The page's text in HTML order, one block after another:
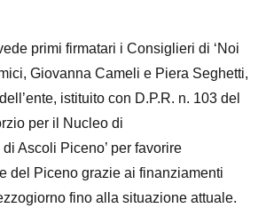
primi firmatari i Consiglieri di ‘Noi
Giovanna Cameli e Piera Seghetti,
istituito con D.P.R. n. 103 del
per il Nucleo di
di Ascoli Piceno’ per favorire
del Piceno grazie ai finanziamenti
fino alla situazione attuale.